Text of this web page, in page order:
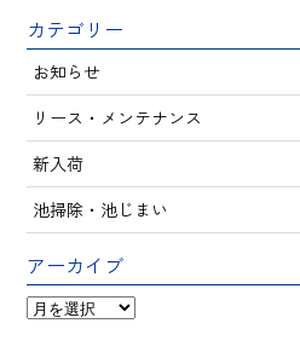
カテゴリー
お知らせ
リース・メンテナンス
新入荷
池掃除・池じまい
アーカイブ
ア